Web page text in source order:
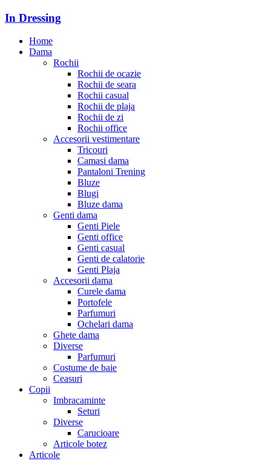
In Dressing
Home
Dama
Rochii
Rochii de ocazie
Rochii de seara
Rochii casual
Rochii de plaja
Rochii de zi
Rochii office
Accesorii vestimentare
Tricouri
Camasi dama
Pantaloni Trening
Bluze
Blugi
Bluze dama
Genti dama
Genti Piele
Genti office
Genti casual
Genti de calatorie
Genti Plaja
Accesorii dama
Curele dama
Portofele
Parfumuri
Ochelari dama
Ghete dama
Diverse
Parfumuri
Costume de baie
Ceasuri
Copii
Imbracaminte
Seturi
Diverse
Carucioare
Articole botez
Articole